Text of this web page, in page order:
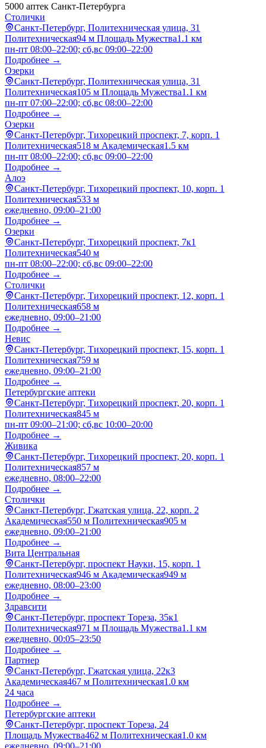
5000 аптек Санкт-Петербурга
Столички
Санкт-Петербург, Политехническая улица, 31
Политехническая94 м Площадь Мужества1.1 км
пн-пт 08:00–22:00; сб,вс 09:00–22:00
Подробнее →
Озерки
Санкт-Петербург, Политехническая улица, 31
Политехническая105 м Площадь Мужества1.1 км
пн-пт 07:00–22:00; сб,вс 08:00–22:00
Подробнее →
Озерки
Санкт-Петербург, Тихорецкий проспект, 7, корп. 1
Политехническая518 м Академическая1.5 км
пн-пт 08:00–22:00; сб,вс 09:00–22:00
Подробнее →
Алоэ
Санкт-Петербург, Тихорецкий проспект, 10, корп. 1
Политехническая533 м
ежедневно, 09:00–21:00
Подробнее →
Озерки
Санкт-Петербург, Тихорецкий проспект, 7к1
Политехническая540 м
пн-пт 08:00–22:00; сб,вс 09:00–22:00
Подробнее →
Столички
Санкт-Петербург, Тихорецкий проспект, 12, корп. 1
Политехническая658 м
ежедневно, 09:00–21:00
Подробнее →
Невис
Санкт-Петербург, Тихорецкий проспект, 15, корп. 1
Политехническая759 м
ежедневно, 09:00–21:00
Подробнее →
Петербургские аптеки
Санкт-Петербург, Тихорецкий проспект, 20, корп. 1
Политехническая845 м
пн-пт 09:00–21:00; сб,вс 10:00–20:00
Подробнее →
Живика
Санкт-Петербург, Тихорецкий проспект, 20, корп. 1
Политехническая857 м
ежедневно, 08:00–22:00
Подробнее →
Столички
Санкт-Петербург, Гжатская улица, 22, корп. 2
Академическая550 м Политехническая905 м
ежедневно, 09:00–21:00
Подробнее →
Вита Центральная
Санкт-Петербург, проспект Науки, 15, корп. 1
Политехническая946 м Академическая949 м
ежедневно, 08:00–23:00
Подробнее →
Здравсити
Санкт-Петербург, проспект Тореза, 35к1
Политехническая971 м Площадь Мужества1.1 км
ежедневно, 00:05–23:50
Подробнее →
Партнер
Санкт-Петербург, Гжатская улица, 22к3
Академическая467 м Политехническая1.0 км
24 часа
Подробнее →
Петербургские аптеки
Санкт-Петербург, проспект Тореза, 24
Площадь Мужества462 м Политехническая1.0 км
ежедневно, 09:00–21:00